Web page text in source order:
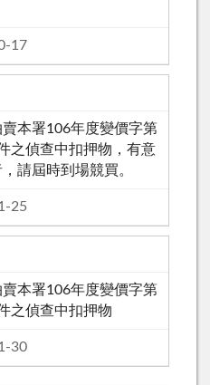
17
本署106年度變價字第
之偵查中扣押物，有意
請屆時到場競買。
25
本署106年度變價字第
之偵查中扣押物
30